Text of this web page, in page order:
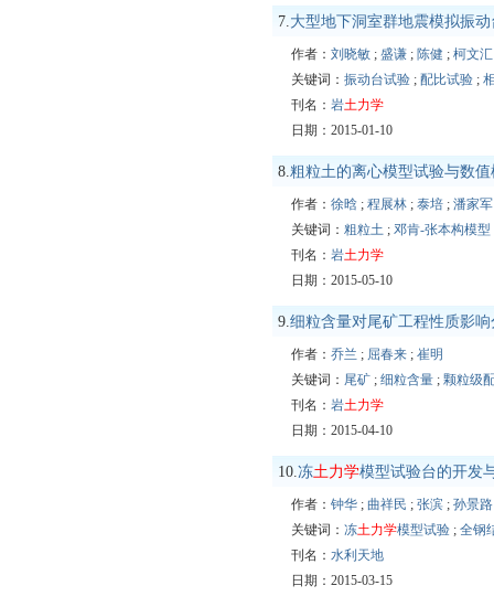
7.大型地下洞室群地震模拟振
作者： 刘晓敏 ; 盛谦 ; 陈健 ; 柯文汇
关键词： 振动台试验 ; 配比试验 ;
刊名： 岩土力学
日期：2015-01-10
8.粗粒土的离心模型试验与数值
作者： 徐晗 ; 程展林 ; 泰培 ; 潘家军
关键词： 粗粒土 ; 邓肯-张本构模型
刊名： 岩土力学
日期：2015-05-10
9.细粒含量对尾矿工程性质影响
作者： 乔兰 ; 屈春来 ; 崔明
关键词： 尾矿 ; 细粒含量 ; 颗粒级
刊名： 岩土力学
日期：2015-04-10
10.冻土力学模型试验台的开发
作者： 钟华 ; 曲祥民 ; 张滨 ; 孙景路
关键词： 冻土力学模型试验 ; 全钢
刊名： 水利天地
日期：2015-03-15